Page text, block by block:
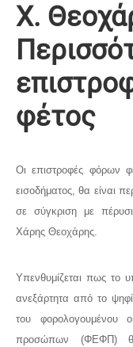
Χ.
φέτος
Οι επιστροφές φόρων
εισοδήματος, θα είναι
σε σύγκριση με
Χάρης Θεοχάρης.
Υπενθυμίζεται πως το
ανεξάρτητα από το
του φορολογουμένου
προσώπων (ΦΕΦΠ) θα